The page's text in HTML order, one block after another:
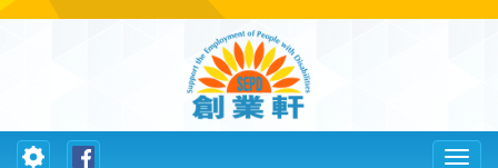
Toggle
Toggle